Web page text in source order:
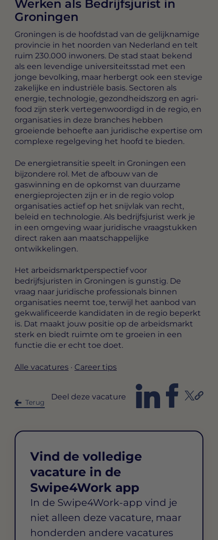
Werken als Bedrijfsjurist in
Groningen
Groningen is de hoofdstad van de gelijknamige
provincie in het noorden van Nederland en telt
ruim 230.000 inwoners. De stad staat bekend
als een levendige universiteitsstad met een
jonge bevolking, maar herbergt ook een stevige
zakelijke en industriële basis. Sectoren als
energie, technologie, gezondheidszorg en agri-
food zijn sterk vertegenwoordigd in de regio, en
organisaties in deze branches hebben
groeiende behoefte aan juridische expertise om
complexe regelgeving het hoofd te bieden.
De energietransitie speelt in Groningen een
bijzondere rol. Met de afbouw van de
gaswinning en de opkomst van duurzame
energieprojecten zijn er in de regio volop
organisaties actief op het snijvlak van recht,
beleid en technologie. Als bedrijfsjurist werk je
in een omgeving waar juridische vraagstukken
direct raken aan maatschappelijke
ontwikkelingen.
Het arbeidsmarktperspectief voor
bedrijfsjuristen in Groningen is gunstig. De
vraag naar juridische professionals binnen
organisaties neemt toe, terwijl het aanbod van
gekwalificeerde kandidaten in de regio beperkt
is. Dat maakt jouw positie op de arbeidsmarkt
sterk en biedt ruimte om te groeien in een
functie die er echt toe doet.
Alle vacatures · Career tips
Terug
Deel deze vacature
Vind de volledige
vacature in de
Swipe4Work app
In de Swipe4Work-app vind je
niet alleen deze vacature, maar
honderden andere vacatures